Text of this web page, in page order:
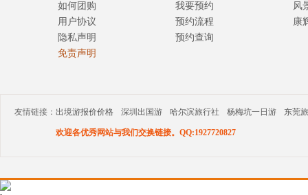
如何团购
用户协议
隐私声明
免责声明
我要预约
预约流程
预约查询
风
康
友情链接： 出境游报价价格 深圳出国游 哈尔滨旅行社 杨梅坑一日游 东莞
欢迎各优秀网站与我们交换链接。QQ:1927720827